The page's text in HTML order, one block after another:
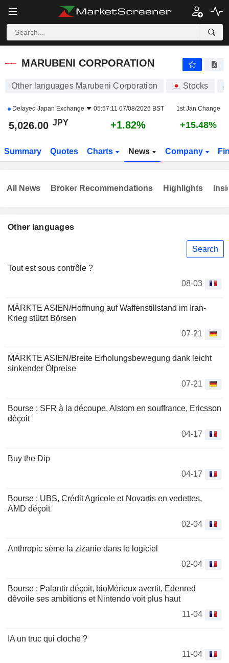
MARUBENI CORPORATION
MARUBENI CORPORATION
Other languages Marubeni Corporation Stocks
Delayed Japan Exchange 05:57:11 07/08/2026 BST 1st Jan Change
5,026.00 JPY +1.82% +15.48%
Summary Quotes Charts News Company
Other languages
Search
Tout est sous contrôle ?
08-03
MÄRKTE ASIEN/Hoffnung auf Waffenstillstand im Iran-
Krieg stützt Börsen
07-21
MÄRKTE ASIEN/Breite Erholungsbewegung dank leicht
sinkender Ölpreise
07-21
Bourse : SFR à la découpe, Alstom en souffrance, Ericsson
déçoit
04-17
Buy the Dip
04-17
Bourse : UBS, Crédit Agricole et Novartis en vedettes,
AMD déçoit
02-04
Anthropic sème la zizanie dans le logiciel
02-04
Bourse : Palantir déçoit, bioMérieux avertit, Edenred
dévoile ses ambitions et Nintendo voit plus haut
11-04
IA un truc qui cloche ?
11-04
All News Broker Recommendations Highlights